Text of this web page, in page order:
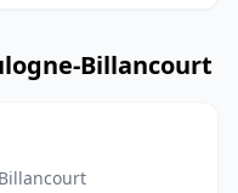
Billancourt